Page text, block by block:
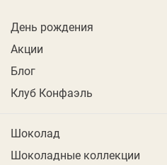
День рождения
Акции
Блог
Клуб Конфаэль
Шоколад
Шоколадные коллекции